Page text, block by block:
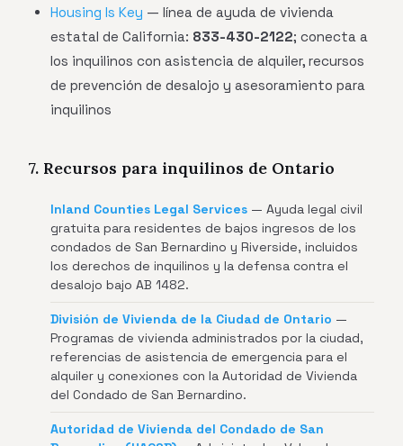
Housing Is Key — línea de ayuda de vivienda
estatal de California: 833-430-2122; conecta a
los inquilinos con asistencia de alquiler, recursos
de prevención de desalojo y asesoramiento para
inquilinos
7. Recursos para inquilinos de Ontario
Inland Counties Legal Services — Ayuda legal civil
gratuita para residentes de bajos ingresos de los
condados de San Bernardino y Riverside, incluidos
los derechos de inquilinos y la defensa contra el
desalojo bajo AB 1482.
División de Vivienda de la Ciudad de Ontario —
Programas de vivienda administrados por la ciudad,
referencias de asistencia de emergencia para el
alquiler y conexiones con la Autoridad de Vivienda
del Condado de San Bernardino.
Autoridad de Vivienda del Condado de San